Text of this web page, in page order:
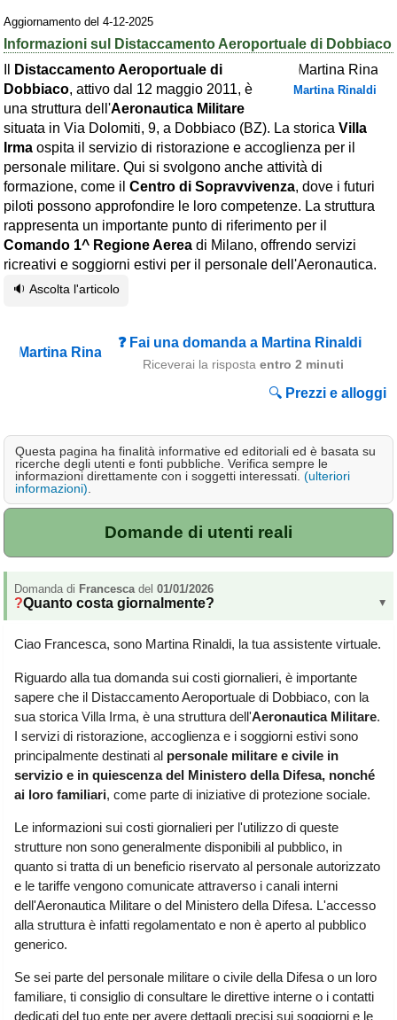
Aggiornamento del 4-12-2025
Informazioni sul Distaccamento Aeroportuale di Dobbiaco
Martina Rinaldi
Distaccamento Aeroportuale di
Dobbiaco, attivo dal 12 maggio 2011, è
una struttura dell'Aeronautica Militare
situata in Via Dolomiti, 9, a Dobbiaco (BZ). La storica Villa
Irma ospita il servizio di ristorazione e accoglienza per il
personale militare. Qui si svolgono anche attività di
formazione, come il Centro di Sopravvivenza, dove i futuri
piloti possono approfondire le loro competenze. La struttura
rappresenta un importante punto di riferimento per il
Comando 1^ Regione Aerea di Milano, offrendo servizi
ricreativi e soggiorni estivi per il personale dell'Aeronautica.
🔉 Ascolta l'articolo
❓ Fai una domanda a Martina Rinaldi
Riceverai la risposta entro 2 minuti
🔍 Prezzi e alloggi
Questa pagina ha finalità informative ed editoriali ed è basata su
ricerche degli utenti e fonti pubbliche. Verifica sempre le
informazioni direttamente con i soggetti interessati. (ulteriori
informazioni)
Domande di utenti reali
Domanda di Francescadel 01/01/2026
Quanto costa giornalmente? ▸
Ciao Francesca, sono Martina Rinaldi, la tua assistente virtuale.
Riguardo alla tua domanda sui costi giornalieri, è importante
sapere che il Distaccamento Aeroportuale di Dobbiaco, con la
sua storica Villa Irma, è una struttura dell'Aeronautica Militare.
I servizi di ristorazione, accoglienza e i soggiorni estivi sono
principalmente destinati al personale militare e civile in
servizio e in quiescenza del Ministero della Difesa, nonché
ai loro familiari, come parte di iniziative di protezione sociale.
Le informazioni sui costi giornalieri per l'utilizzo di queste
strutture non sono generalmente disponibili al pubblico, in
quanto si tratta di un beneficio riservato al personale autorizzato
e le tariffe vengono comunicate attraverso i canali interni
dell'Aeronautica Militare o del Ministero della Difesa. L'accesso
alla struttura è infatti regolamentato e non è aperto al pubblico
generico.
Se sei parte del personale militare o civile della Difesa o un loro
familiare, ti consiglio di consultare le direttive interne o i contatti
dedicati del tuo ente per avere dettagli precisi sui soggiorni e le
Blog
Eventi e cose da vedere
➕ Segnala evento
Area riservata
Chi siamo
Ambienti
≋ Mare
🗻 Montagna
Laghi
Cerca le offerte per regione
(212)
(65)
Calabria(329)
Campania(364)
Friuli - Venezia Giulia
(39)
Lazio(317)
Liguria (189)
Lombardia(176)
Marche(244)
Molise(38)
Piemonte(118)
Puglia(788)
Sardegna (456)
Sicilia(825)
Toscana(448)
Trentino - Alto Adige